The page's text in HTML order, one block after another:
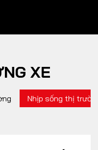
XANHXE
Nhịp sống thị